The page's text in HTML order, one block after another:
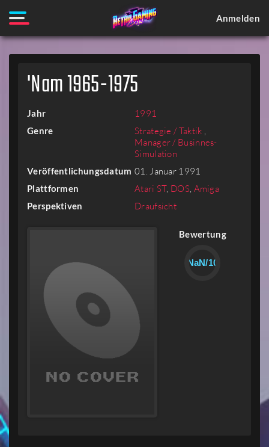
Anmelden
'Nam 1965-1975
Jahr 1991
Genre Strategie / Taktik ,
Manager / Businnes-
Simulation
Veröffentlichungsdatum 01. Januar 1991
Plattformen Atari ST, DOS, Amiga
Perspektiven Draufsicht
Bewertung
NaN/10